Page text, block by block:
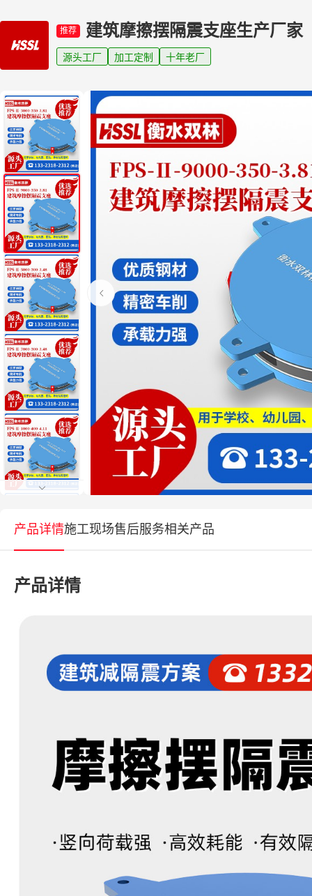
推荐 建筑摩擦摆隔震支座生产厂家
源头工厂 加工定制 十年老厂
产品详情施工现场售后服务相关产品
产品详情